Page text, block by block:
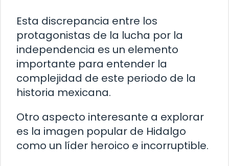
Esta discrepancia entre los
protagonistas de la lucha por la
independencia es un elemento
importante para entender la
complejidad de este periodo de la
historia mexicana.
Otro aspecto interesante a explorar
es la imagen popular de Hidalgo
como un líder heroico e incorruptible.